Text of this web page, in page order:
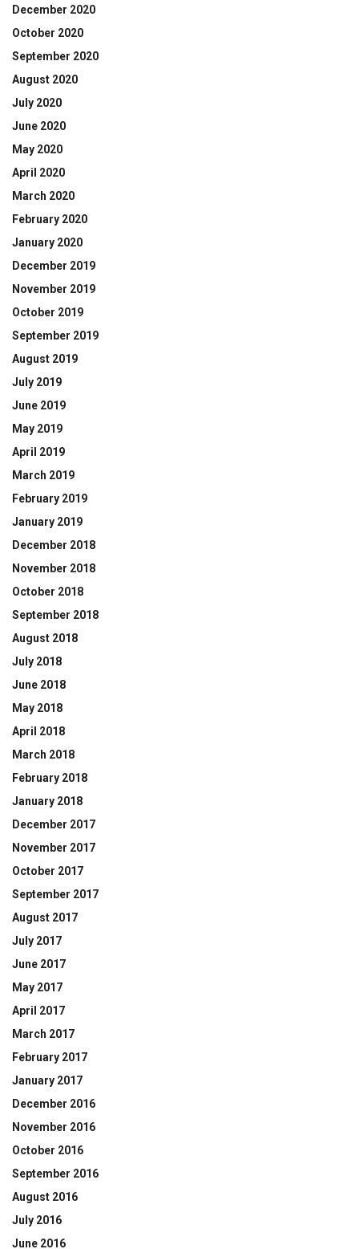
December 2020
October 2020
September 2020
August 2020
July 2020
June 2020
May 2020
April 2020
March 2020
February 2020
January 2020
December 2019
November 2019
October 2019
September 2019
August 2019
July 2019
June 2019
May 2019
April 2019
March 2019
February 2019
January 2019
December 2018
November 2018
October 2018
September 2018
August 2018
July 2018
June 2018
May 2018
April 2018
March 2018
February 2018
January 2018
December 2017
November 2017
October 2017
September 2017
August 2017
July 2017
June 2017
May 2017
April 2017
March 2017
February 2017
January 2017
December 2016
November 2016
October 2016
September 2016
August 2016
July 2016
June 2016